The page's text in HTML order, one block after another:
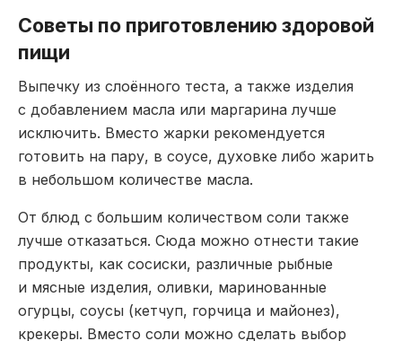
Советы по приготовлению здоровой
пищи
Выпечку из слоённого теста, а также изделия
с добавлением масла или маргарина лучше
исключить. Вместо жарки рекомендуется
готовить на пару, в соусе, духовке либо жарить
в небольшом количестве масла.
От блюд с большим количеством соли также
лучше отказаться. Сюда можно отнести такие
продукты, как сосиски, различные рыбные
и мясные изделия, оливки, маринованные
огурцы, соусы (кетчуп, горчица и майонез),
крекеры. Вместо соли можно сделать выбор